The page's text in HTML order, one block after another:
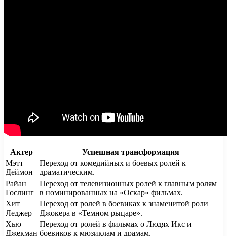
Актер
Успешная трансформация
Мэтт
Деймон
Переход от комедийных и боевых ролей к
драматическим.
Райан
Гослинг
Переход от телевизионных ролей к главным ролям
в номинированных на «Оскар» фильмах.
Хит
Леджер
Переход от ролей в боевиках к знаменитой роли
Джокера в «Темном рыцаре».
Хью
Джекман
Переход от ролей в фильмах о Людях Икс и
боевиков к мюзиклам и драмам.